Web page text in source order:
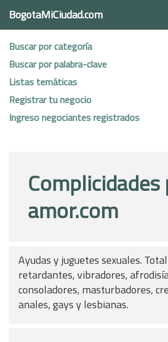
BogotaMiCiudad.com
Buscar por categoría
Buscar por palabra-clave
Listas temáticas
Registrar tu negocio
Ingreso negociantes registrados
Complicidades
amor.com
Ayudas y juguetes sexuales.
retardantes, vibradores,
consoladores, masturbadores,
anales, gays y lesbianas.